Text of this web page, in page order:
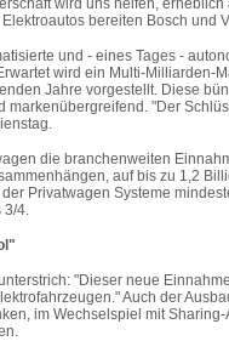
bereiten Bosch und
und - eines Tages -
wird ein Multi-Milliarden-
Jahre vorgestellt. Diese
markenübergreifend. "Der
die branchenweiten
auf bis zu 1,2
Privatwagen Systeme
4.
"Dieser neue
Auch der
im Wechselspiel mit